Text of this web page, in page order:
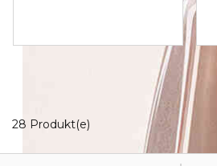
28 Produkt(e) 8 Angezeigte Produkte